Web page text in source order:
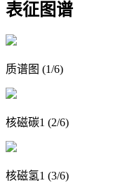
表征图谱
质谱图 (1/6)
核磁碳1 (2/6)
核磁氢1 (3/6)